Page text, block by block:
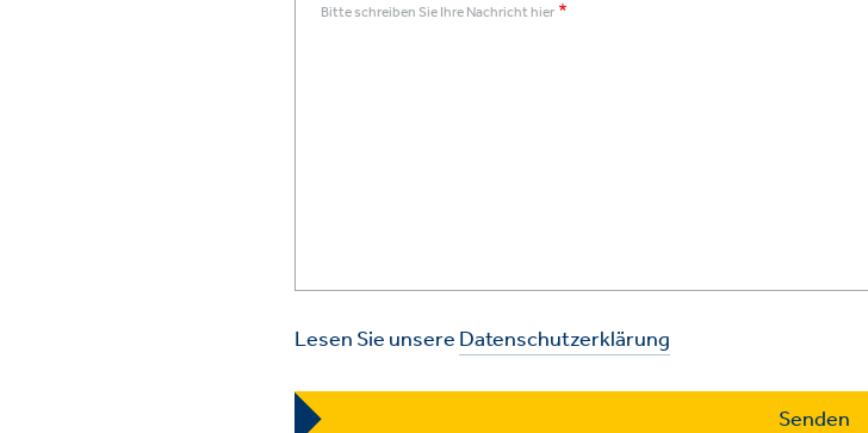
Bitte schreiben Sie Ihre Nachricht hier
Lesen Sie unsereDatenschutzerklärung